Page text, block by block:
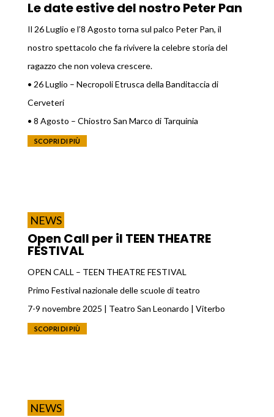
Le date estive del nostro Peter Pan
Il 26 Luglio e l’8 Agosto torna sul palco Peter Pan, il
nostro spettacolo che fa rivivere la celebre storia del
ragazzo che non voleva crescere.
• 26 Luglio – Necropoli Etrusca della Banditaccia di
Cerveteri
• 8 Agosto – Chiostro San Marco di Tarquinia
SCOPRI DI PIÙ
NEWS
Open Call per il TEEN THEATRE
FESTIVAL
OPEN CALL – TEEN THEATRE FESTIVAL
Primo Festival nazionale delle scuole di teatro
7-9 novembre 2025 | Teatro San Leonardo | Viterbo
SCOPRI DI PIÙ
NEWS